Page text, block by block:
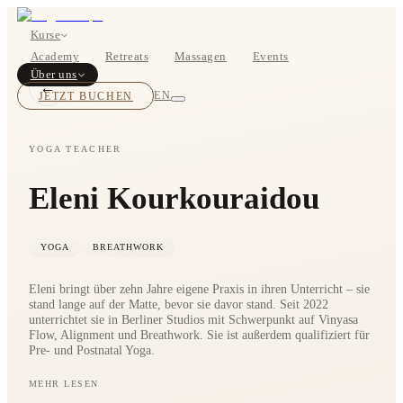
Kurse
Academy
Retreats Massagen
Events
Über uns
JETZT BUCHEN EN
Kurse
←
YOGA TEACHER
Eleni Kourkouraidou
YOGA BREATHWORK
Eleni bringt über zehn Jahre eigene Praxis in ihren Unterricht – sie
stand lange auf der Matte, bevor sie davor stand. Seit 2022
unterrichtet sie in Berliner Studios mit Schwerpunkt auf Vinyasa
Flow, Alignment und Breathwork. Sie ist außerdem qualifiziert für
Pre- und Postnatal Yoga.
MEHR LESEN